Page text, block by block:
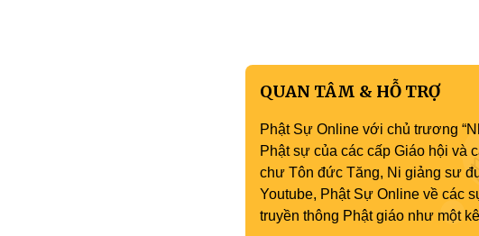
QUAN TÂM & HỖ TRỢ
Phật Sự Online với chủ trương
Phật sự của các cấp Giáo hội và
chư Tôn đức Tăng, Ni giảng sư
Youtube, Phật Sự Online về các
truyền thông Phật giáo như một